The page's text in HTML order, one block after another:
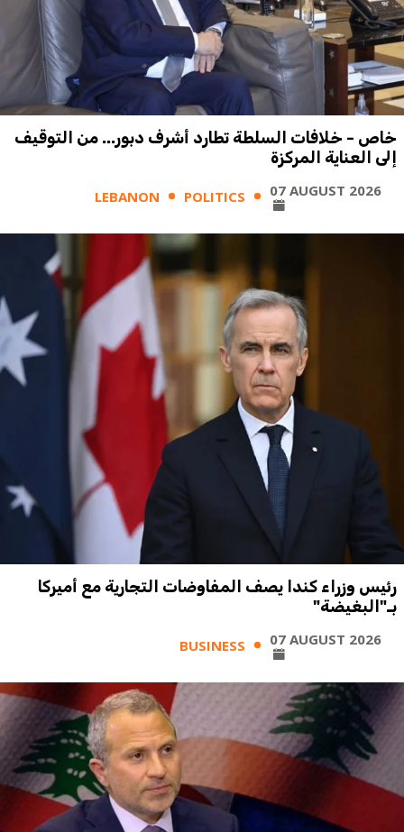
خاص - خلافات السلطة تطارد أشرف دبور... من التوقيف
إلى العناية المركزة
LEBANON POLITICS 07 AUGUST 2026
رئيس وزراء كندا يصف المفاوضات التجارية مع أميركا
بـ"البغيضة"
BUSINESS 07 AUGUST 2026